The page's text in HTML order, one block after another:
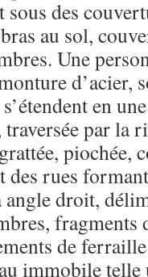
des
au sol,
Une
d’acier,
en
par la
piochée,
des rues
angle droit,
fragments
de
immobile